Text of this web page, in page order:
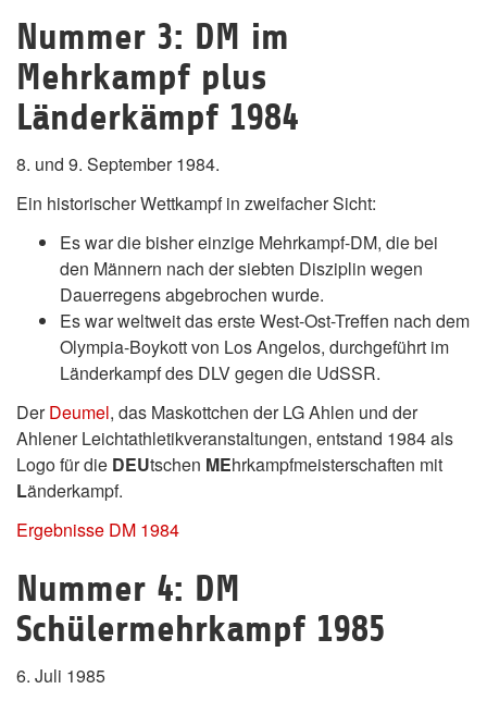
Nummer 3: DM im
Mehrkampf plus
Länderkämpf 1984
8. und 9. September 1984.
Ein historischer Wettkampf in zweifacher Sicht:
Es war die bisher einzige Mehrkampf-DM, die bei
den Männern nach der siebten Disziplin wegen
Dauerregens abgebrochen wurde.
Es war weltweit das erste West-Ost-Treffen nach dem
Olympia-Boykott von Los Angelos, durchgeführt im
Länderkampf des DLV gegen die UdSSR.
DerDeumel, das Maskottchen der LG Ahlen und der
Ahlener Leichtathletikveranstaltungen, entstand 1984 als
Logo für die DEUtschen MEhrkampfmeisterschaften mit
Länderkampf.
Ergebnisse DM 1984
Nummer 4: DM
Schülermehrkampf 1985
6. Juli 1985